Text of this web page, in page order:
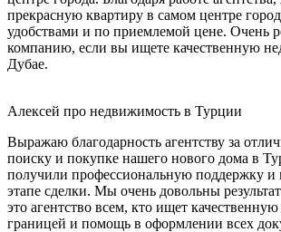
прекрасную квартиру в самом центре
удобствами и по приемлемой цене. Очень
компанию, если вы ищете качественную
Дубае.
Алексей про недвижимость в Турции
Выражаю благодарность агентству за
поиску и покупке нашего нового дома в
получили профессиональную поддержку
этапе сделки. Мы очень довольны
это агентство всем, кто ищет
границей и помощь в оформлении всех